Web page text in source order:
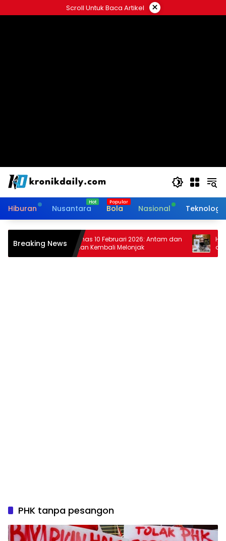
ke
Scroll Untuk Baca Artikel ×
Hiburan Nusantara Bola Nasional Teknologi
Breaking News
Harga Emas 10 Februari 2026: Antam dan
Pegadaian Kembali Melonjak
Harga
dan
PHK tanpa pesangon